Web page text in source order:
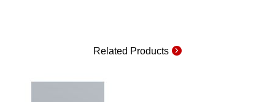
Related Products